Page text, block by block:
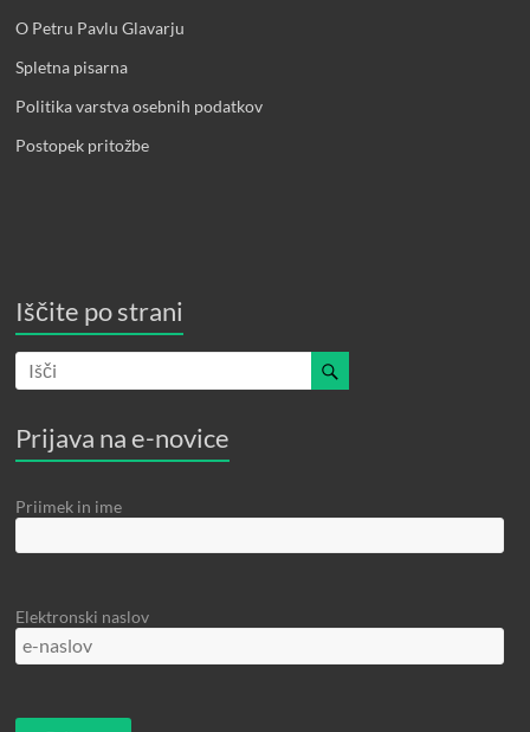
O Petru Pavlu Glavarju
Spletna pisarna
Politika varstva osebnih podatkov
Postopek pritožbe
Iščite po strani
Prijava na e-novice
Priimek in ime
Elektronski naslov